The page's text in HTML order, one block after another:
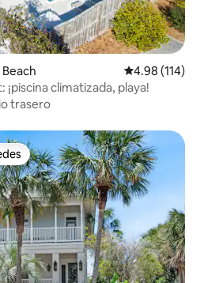
Calificación
4.98 (114)
¡piscina climatizada, playa!
trasero
preferido